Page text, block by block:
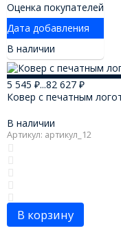
Оценка покупателей
Дата добавления
В наличии
5 545 ₽...82 627 ₽
Ковер с печатным
В наличии
Артикул: артикул_12
В корзину